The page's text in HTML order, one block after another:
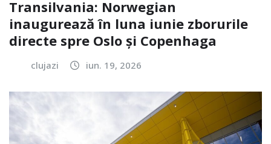
Transilvania: Norwegian
inaugurează în luna iunie zborurile
directe spre Oslo și Copenhaga
clujazi iun. 19, 2026